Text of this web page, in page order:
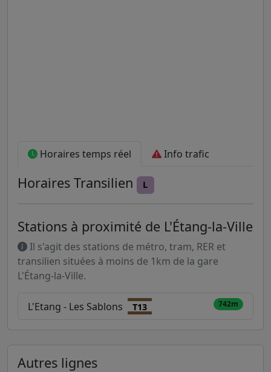
Horaires temps réel Info trafic
Horaires Transilien L
Stations à proximité de L'Étang-la-Ville
Il s'agit des stations de métro, tram, RER et
transilien situées à moins de 1km de la gare
L'Étang-la-Ville.
L'Etang - Les Sablons T13 742m
Autres lignes